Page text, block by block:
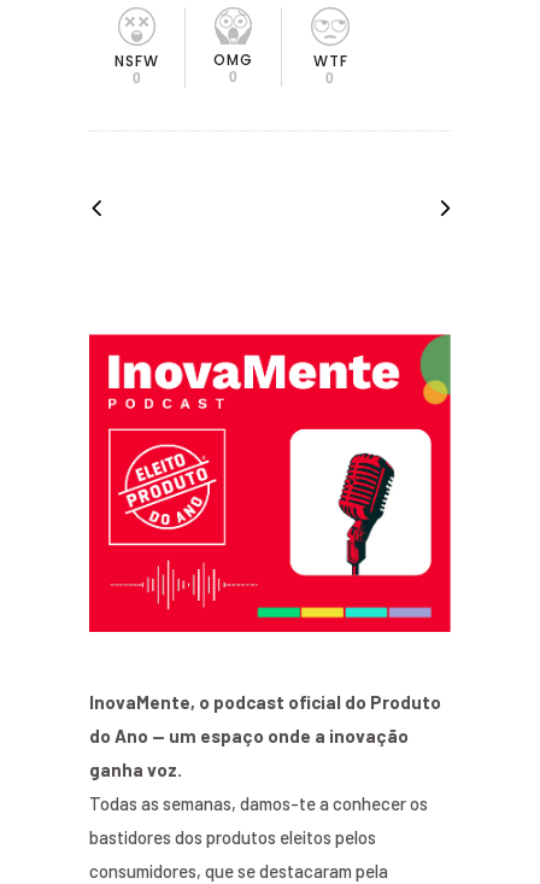
NSFW
0
OMG
0
WTF
0
InovaMente, o podcast oficial do Produto
do Ano — um espaço onde a inovação
ganha voz.
Todas as semanas, damos-te a conhecer os
bastidores dos produtos eleitos pelos
consumidores, que se destacaram pela